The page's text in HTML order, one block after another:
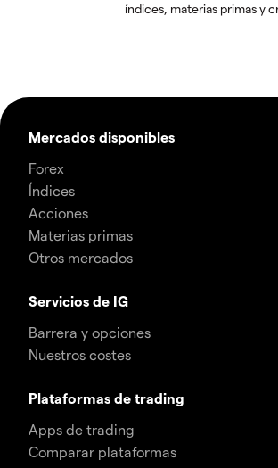
índices, materias primas y
Mercados disponibles
Forex
Índices
Acciones
Materias primas
Otros mercados
Servicios de IG
Barrera y opciones
Nuestros costes
Plataformas de trading
Apps de trading
Comparar plataformas